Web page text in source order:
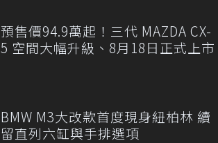
預售價94.9萬起！三代 MAZDA CX-
5 空間大幅升級、8月18日正式上市
BMW M3大改款首度現身紐柏林 續
留直列六缸與手排選項